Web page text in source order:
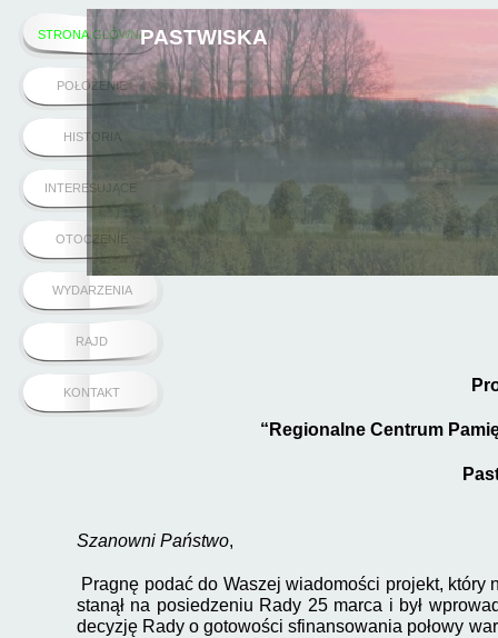
STRONA GŁÓWNA
POŁOŻENIE
HISTORIA
INTERESUJĄCE
OTOCZENIE
WYDARZENIA
RAJD
KONTAKT
PASTWISKA
“Regionalne Centrum
Szanowni Państwo,
Pragnę podać do Waszej wiadomości projekt, który
stanął na posiedzeniu Rady 25 marca i był
decyzję Rady o gotowości sfinansowania połowy